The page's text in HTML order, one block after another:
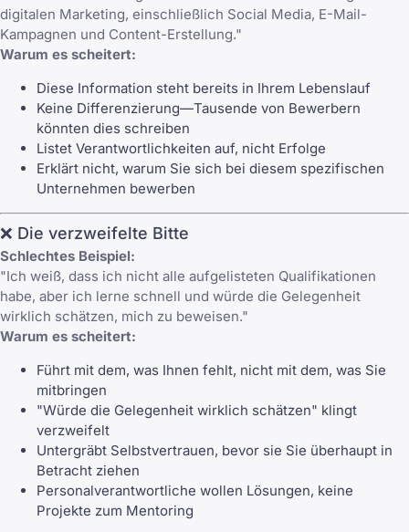
digitalen Marketing, einschließlich Social Media, E-Mail-
Kampagnen und Content-Erstellung."
Warum es scheitert:
Diese Information steht bereits in Ihrem Lebenslauf
Keine Differenzierung—Tausende von Bewerbern
könnten dies schreiben
Listet Verantwortlichkeiten auf, nicht Erfolge
Erklärt nicht, warum Sie sich bei diesem spezifischen
Unternehmen bewerben
❌ Die verzweifelte Bitte
Schlechtes Beispiel:
"Ich weiß, dass ich nicht alle aufgelisteten Qualifikationen
habe, aber ich lerne schnell und würde die Gelegenheit
wirklich schätzen, mich zu beweisen."
Warum es scheitert:
Führt mit dem, was Ihnen fehlt, nicht mit dem, was Sie
mitbringen
"Würde die Gelegenheit wirklich schätzen" klingt
verzweifelt
Untergräbt Selbstvertrauen, bevor sie Sie überhaupt in
Betracht ziehen
Personalverantwortliche wollen Lösungen, keine
Projekte zum Mentoring